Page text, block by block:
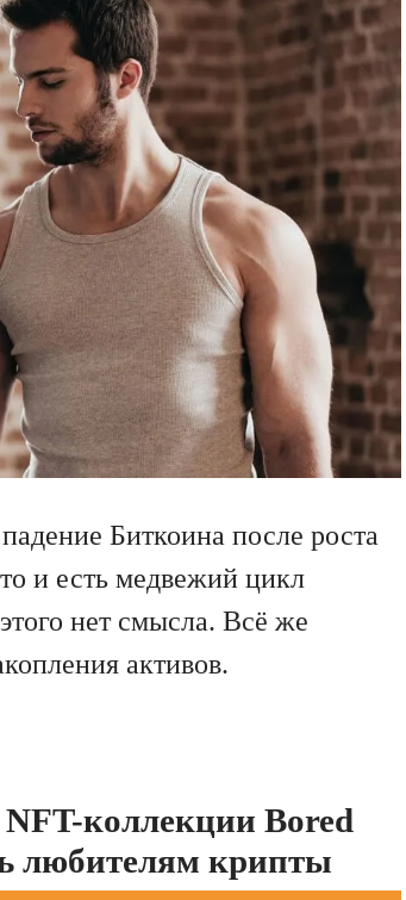
Биткоина после роста
и есть медвежий цикл
нет смысла. Всё же
активов.
коллекции Bored
любителям крипты